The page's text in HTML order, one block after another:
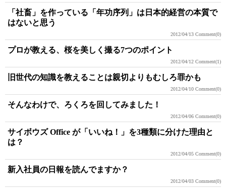
「社畜」を作っている「年功序列」は日本的経営の本質で
はないと思う
2012/04/13 Comment(0)
プロが教える、桜を美しく撮る7つのポイント
2012/04/12 Comment(1)
旧世代の知識を教えることは親切よりもむしろ罪かも
2012/04/10 Comment(0)
そんなわけで、ろくろを回してみました！
2012/04/06 Comment(0)
サイボウズ Office が「いいね！」を3種類に分けた理由と
は？
2012/04/05 Comment(0)
新入社員の日報を読んでますか？
2012/04/03 Comment(0)